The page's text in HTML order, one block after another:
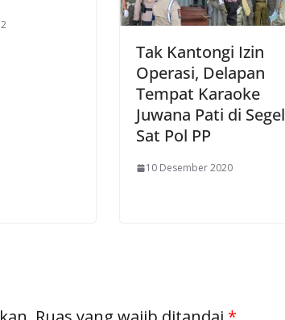
Tak Kantongi Izin
Operasi, Delapan
Tempat Karaoke
Juwana Pati di Segel
Sat Pol PP
10 Desember 2020